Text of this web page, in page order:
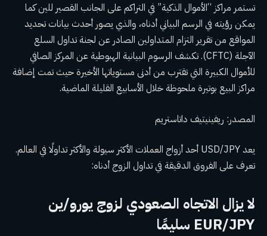
تستمر مراكز “الأموال الذكية” في التراكم على الجانب القصير للين كما
يمكن رؤيته في الرسم البياني أدناه، والذي يصور أحدث بيانات تحديد
المواقع من تقرير التزام المتداولين الصادر عن لجنة تداول السلع
الآجلة (CFTC). تكشف الرسوم البيانية الهبوطية عن المركز الصافي
للأموال الكبيرة التي تقترب من أدنى مستوياتها الأخيرة حيث تمت إضافة
مراكز البيع بوتيرة ملحوظة خلال الأسابيع القليلة الماضية.
المصدر: ريفينيتيف داتاستريم
يعد USD/JPY أحد أزواج العملات الأكثر سيولة والأكثر تداولًا في العالم.
تعرف على الفروق الدقيقة في تداول الزوج أدناه:
لا يزال الاتجاه الصعودي لزوج يورو/ين
EUR/JPY سليمًا